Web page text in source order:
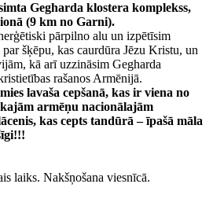
Gegharda klostera komplekss,
(9 km no Garni).
pārpilno alu un izpētīsim
šķēpu, kas caurdūra Jēzu Kristu, un
kā arī uzzināsim Gegharda
rašanos Armēnijā.
lavaša cepšanā, kas ir viena no
armēņu nacionālajām
kas cepts tandūrā – īpašā māla
laiks. Nakšņošana viesnīcā.